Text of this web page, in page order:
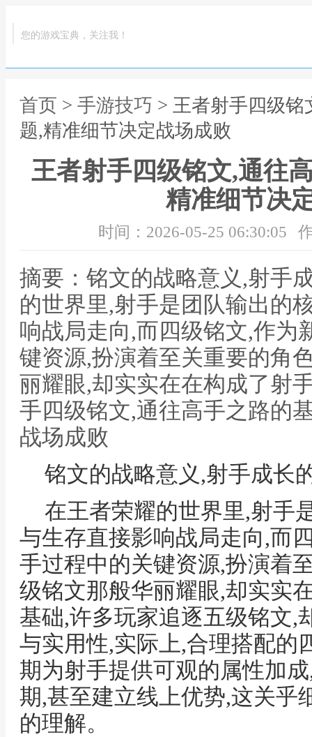
您的游戏宝典，关注我！
首页 > 手游技巧 > 王者射手四级
题,精准细节决定战场成败
王者射手四级铭文,通往
精准细节决
时间：2026-05-25 06:30:05
摘要：铭文的战略意义,射手
的世界里,射手是团队输出的
响战局走向,而四级铭文,作为
键资源,扮演着至关重要的角
丽耀眼,却实实在在构成了射
手四级铭文,通往高手之路的
战场成败
铭文的战略意义,射手成长
在王者荣耀的世界里,射手
与生存直接影响战局走向,而
手过程中的关键资源,扮演着
级铭文那般华丽耀眼,却实实
基础,许多玩家追逐五级铭文,
与实用性,实际上,合理搭配的
期为射手提供可观的属性加
期,甚至建立线上优势,这关乎
的理解。